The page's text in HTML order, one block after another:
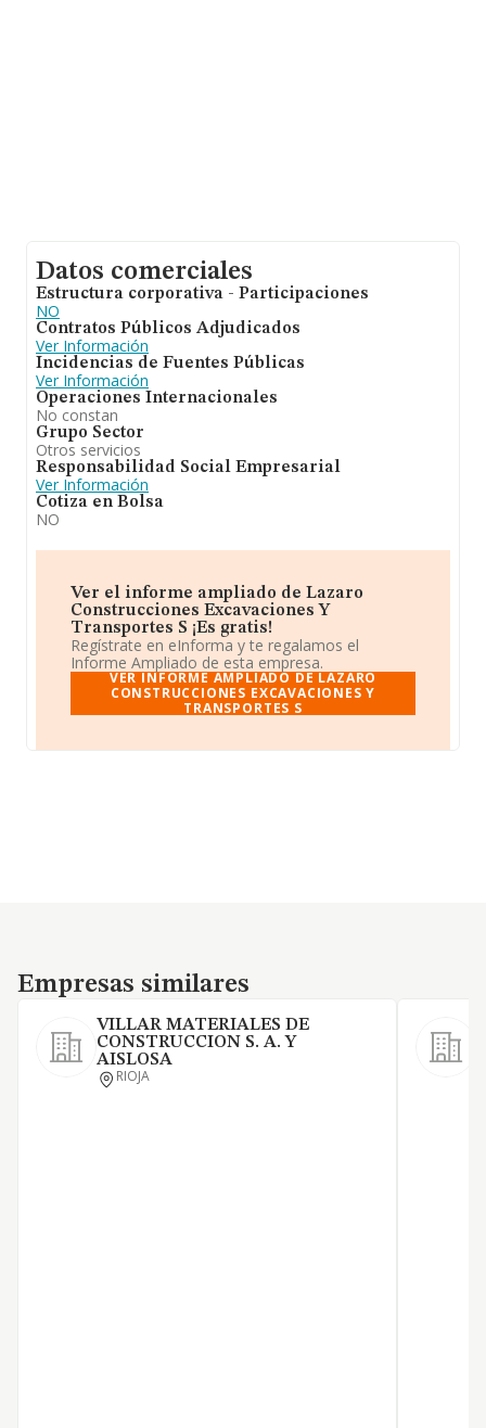
Datos comerciales
Estructura corporativa - Participaciones
NO
Contratos Públicos Adjudicados
Ver Información
Incidencias de Fuentes Públicas
Ver Información
Operaciones Internacionales
No constan
Grupo Sector
Otros servicios
Responsabilidad Social Empresarial
Ver Información
Cotiza en Bolsa
NO
Ver el informe ampliado de Lazaro
Construcciones Excavaciones Y
Transportes S ¡Es gratis!
Regístrate en eInforma y te regalamos el
Informe Ampliado de esta empresa.
VER INFORME AMPLIADO DE LAZARO
CONSTRUCCIONES EXCAVACIONES Y
TRANSPORTES S
Empresas similares
Empresas similares
VILLAR MATERIALES DE
CONSTRUCCION S. A. Y
AISLOSA
RIOJA